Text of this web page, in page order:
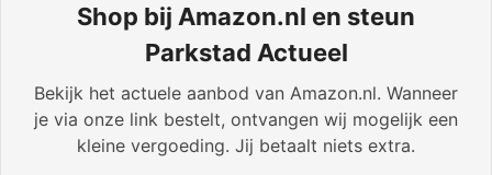
Shop bij Amazon.nl en steun
Parkstad Actueel
Bekijk het actuele aanbod van Amazon.nl. Wanneer
je via onze link bestelt, ontvangen wij mogelijk een
kleine vergoeding. Jij betaalt niets extra.